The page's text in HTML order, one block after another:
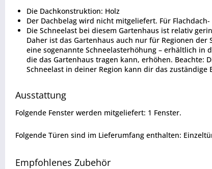
Die Dachkonstruktion: Holz
Der Dachbelag wird nicht mitgeliefert. Für
Die Schneelast bei diesem Gartenhaus ist relativ
Daher ist das Gartenhaus auch nur für Regionen
eine sogenannte Schneelasterhöhung – erhältlich in
die das Gartenhaus tragen kann, erhöhen. Beachte:
Schneelast in deiner Region kann dir das zuständige
Ausstattung
Folgende Fenster werden mitgeliefert: 1 Fenster.
Folgende Türen sind im Lieferumfang enthalten:
Empfohlenes Zubehör